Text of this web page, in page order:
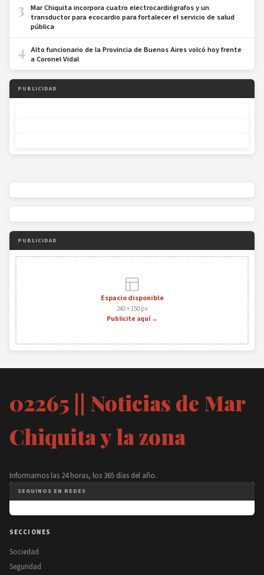
3
Mar Chiquita incorpora cuatro electrocardiógrafos y un
transductor para ecocardio para fortalecer el servicio de salud
pública
4 Alto funcionario de la Provincia de Buenos Aires volcó hoy frente
a Coronel Vidal
PUBLICIDAD
PUBLICIDAD
Espacio disponible
240 × 150 px
Publicite aquí →
02265 || Noticias de Mar
Chiquita y la zona
Informamos las 24 horas, los 365 días del año.
SEGUINOS EN REDES
SECCIONES
Sociedad
Seguridad